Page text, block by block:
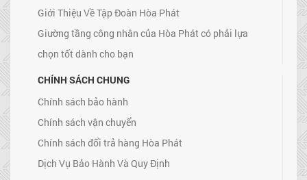
Giới Thiệu Về Tập Đoàn Hòa Phát
Giường tầng công nhân của Hòa Phát có phải lựa
chọn tốt dành cho bạn
CHÍNH SÁCH CHUNG
Chính sách bảo hành
Chính sách vận chuyển
Chính sách đổi trả hàng Hòa Phát
Dịch Vụ Bảo Hành Và Quy Định